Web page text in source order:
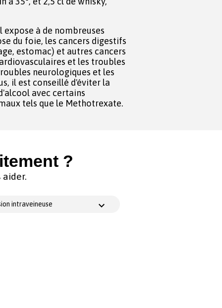
expose à de nombreuses
du foie, les cancers digestifs
estomac) et autres cancers
et les troubles
neurologiques et les
il est conseillé d'éviter la
avec certains
tels que le Methotrexate.
?
intraveineuse